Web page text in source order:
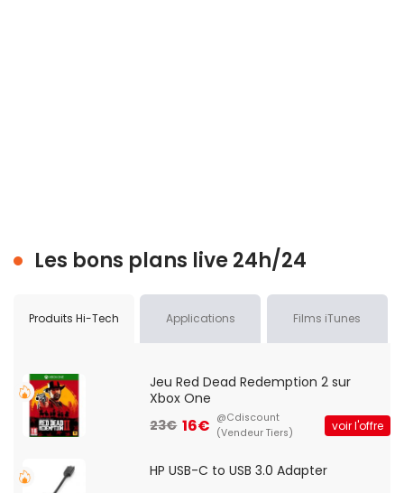
Les bons plans live 24h/24
Produits Hi-Tech Applications Films iTunes
Jeu Red Dead Redemption 2 sur
Xbox One
23€ 16€ @Cdiscount
(Vendeur Tiers)
voir l'offre
HP USB-C to USB 3.0 Adapter